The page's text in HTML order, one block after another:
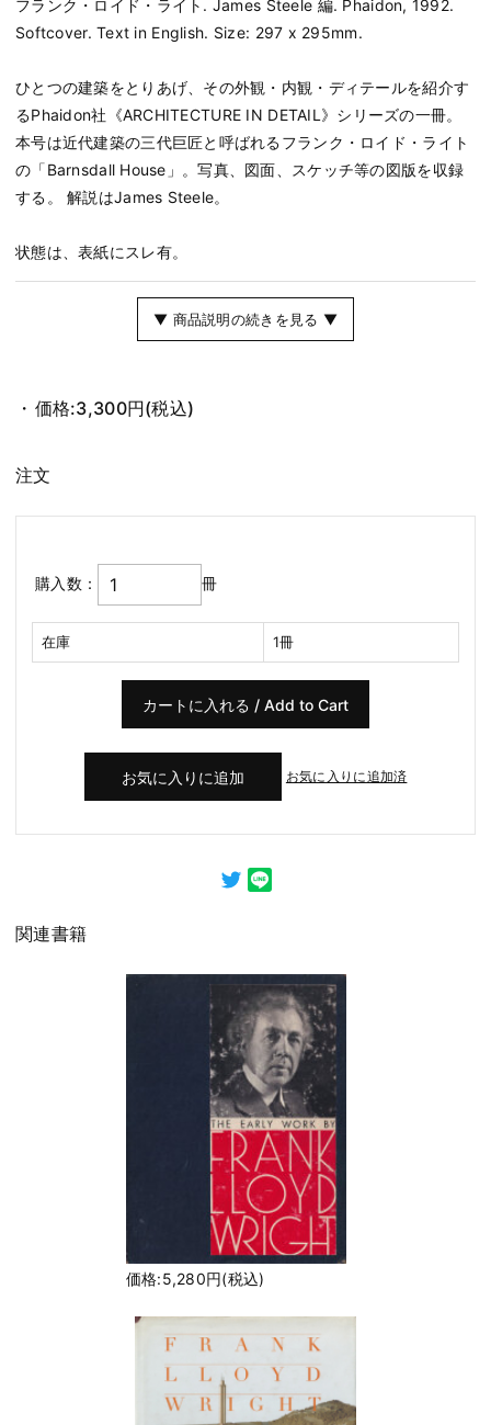
フランク・ロイド・ライト. James Steele 編. Phaidon, 1992.
Softcover. Text in English. Size: 297 x 295mm.
ひとつの建築をとりあげ、その外観・内観・ディテールを紹介す
るPhaidon社《ARCHITECTURE IN DETAIL》シリーズの一冊。
本号は近代建築の三代巨匠と呼ばれるフランク・ロイド・ライト
の「Barnsdall House」。写真、図面、スケッチ等の図版を収録
する。 解説はJames Steele。
状態は、表紙にスレ有。
▼ 商品説明の続きを見る ▼
価格:3,300円(税込)
注文
購入数： 冊
在庫 1冊
お気に入りに追加済
関連書籍
価格:5,280円(税込)